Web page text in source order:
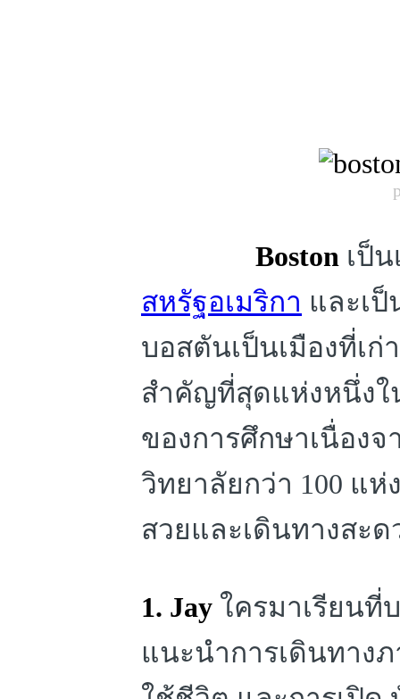
Boston เป็
สหรัฐอเมริกา และเ
บอสตันเป็นเมืองที่เ
สำคัญที่สุดแห่งหนึ่งใ
ของการศึกษาเนื่อง
วิทยาลัยกว่า 100 แห่
สวยและเดินทางสะ
1. Jay ใครมาเรียนที่
แนะนำการเดินทาง